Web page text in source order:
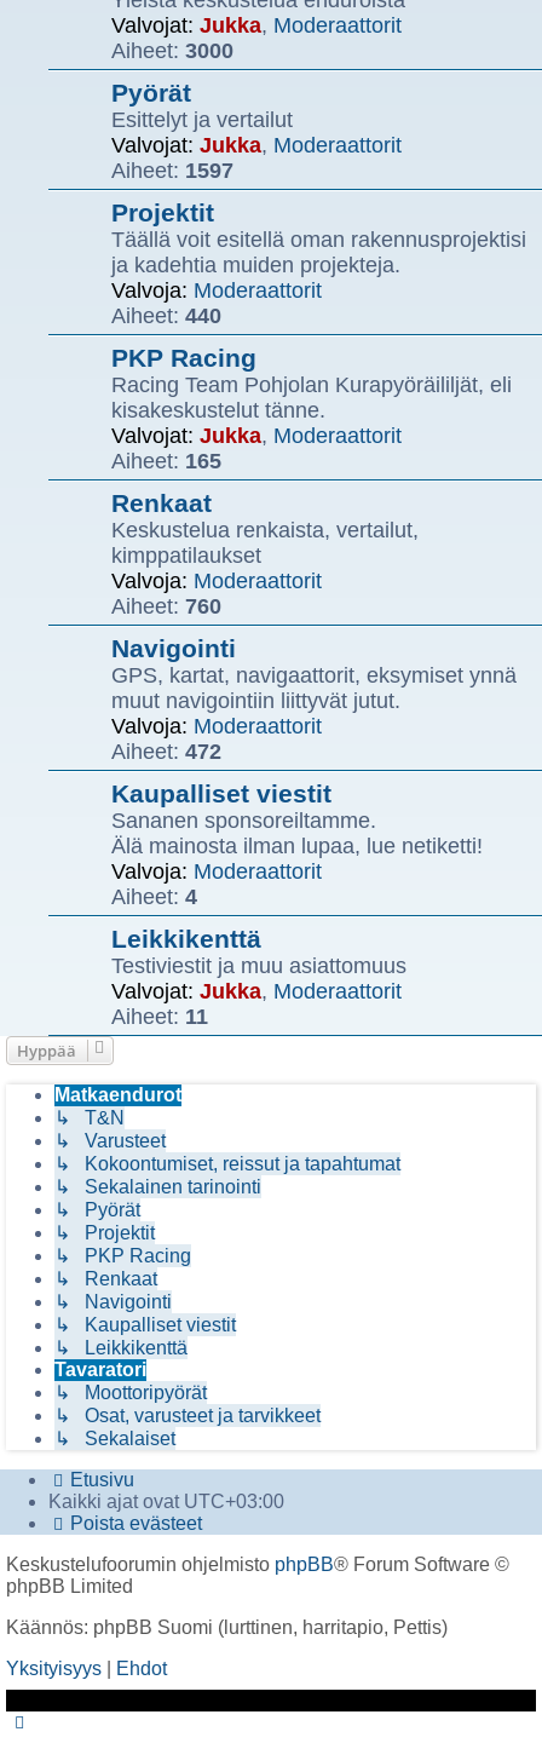
Valvojat: Jukka, Moderaattorit
Aiheet: 3000
Pyörät
Esittelyt ja vertailut
Valvojat: Jukka, Moderaattorit
Aiheet: 1597
Projektit
Täällä voit esitellä oman rakennusprojektisi
ja kadehtia muiden projekteja.
Valvoja: Moderaattorit
Aiheet: 440
PKP Racing
Racing Team Pohjolan Kurapyöräililjät, eli
kisakeskustelut tänne.
Valvojat: Jukka, Moderaattorit
Aiheet: 165
Renkaat
Keskustelua renkaista, vertailut,
kimppatilaukset
Valvoja: Moderaattorit
Aiheet: 760
Navigointi
GPS, kartat, navigaattorit, eksymiset ynnä
muut navigointiin liittyvät jutut.
Valvoja: Moderaattorit
Aiheet: 472
Kaupalliset viestit
Sananen sponsoreiltamme.
Älä mainosta ilman lupaa, lue netiketti!
Valvoja: Moderaattorit
Aiheet: 4
Leikkikenttä
Testiviestit ja muu asiattomuus
Valvojat: Jukka, Moderaattorit
Aiheet: 11
Hyppää
Matkaendurot
↳ T&N
↳ Varusteet
↳ Kokoontumiset, reissut ja tapahtumat
↳ Sekalainen tarinointi
↳ Pyörät
↳ Projektit
↳ PKP Racing
↳ Renkaat
↳ Navigointi
↳ Kaupalliset viestit
↳ Leikkikenttä
Tavaratori
↳ Moottoripyörät
↳ Osat, varusteet ja tarvikkeet
↳ Sekalaiset
Etusivu
Kaikki ajat ovat UTC+03:00
Poista evästeet
Keskustelufoorumin ohjelmisto phpBB® Forum Software ©
phpBB Limited
Käännös: phpBB Suomi (lurttinen, harritapio, Pettis)
Yksityisyys
Ehdot